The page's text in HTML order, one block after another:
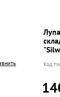
Код